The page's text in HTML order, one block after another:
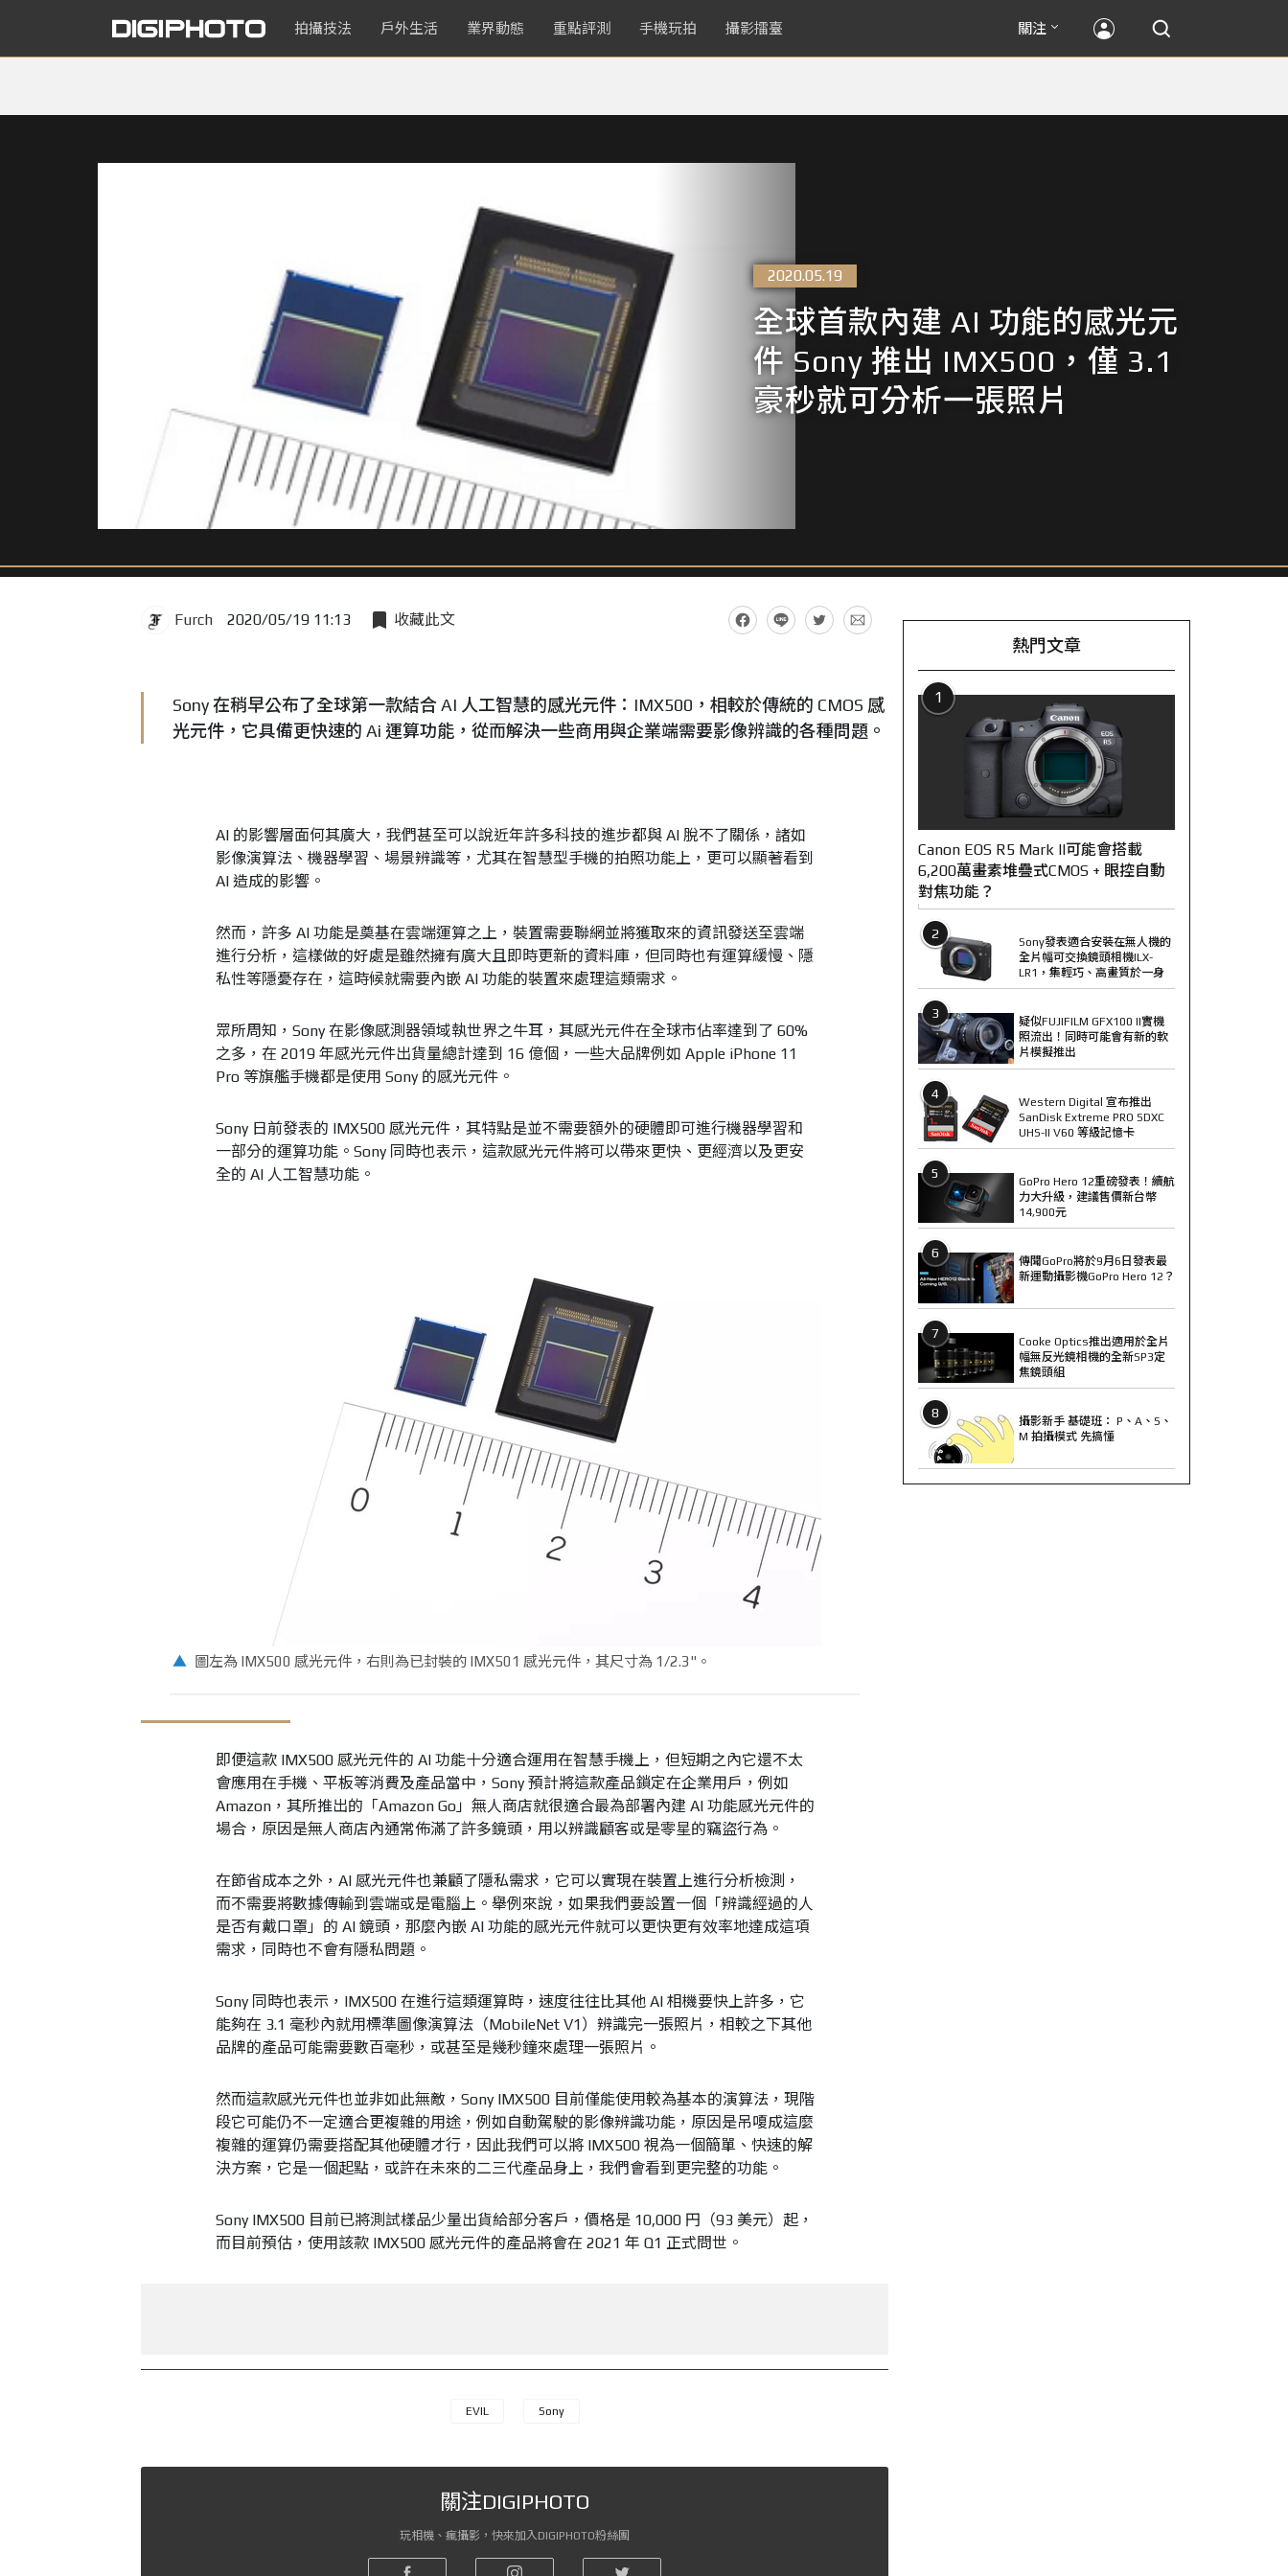
拍攝技法 戶外生活 業界動態 重點評測 手機玩拍 攝影擂臺 關注
2020.05.19
全球首款內建 AI 功能的感光元
件 Sony 推出 IMX500，僅 3.1
豪秒就可分析一張照片
Furch 2020/05/19 11:13 收藏此文
Sony 在稍早公布了全球第一款結合 AI 人工智慧的感光元件：IMX500，相較於傳統的 CMOS 感
光元件，它具備更快速的 Ai 運算功能，從而解決一些商用與企業端需要影像辨識的各種問題。
AI 的影響層面何其廣大，我們甚至可以說近年許多科技的進步都與 AI 脫不了關係，諸如
影像演算法、機器學習、場景辨識等，尤其在智慧型手機的拍照功能上，更可以顯著看到
AI 造成的影響。
然而，許多 AI 功能是奠基在雲端運算之上，裝置需要聯網並將獲取來的資訊發送至雲端
進行分析，這樣做的好處是雖然擁有廣大且即時更新的資料庫，但同時也有運算緩慢、隱
私性等隱憂存在，這時候就需要內嵌 AI 功能的裝置來處理這類需求。
眾所周知，Sony 在影像感測器領域執世界之牛耳，其感光元件在全球市佔率達到了 60%
之多，在 2019 年感光元件出貨量總計達到 16 億個，一些大品牌例如 Apple iPhone 11
Pro 等旗艦手機都是使用 Sony 的感光元件。
Sony 日前發表的 IMX500 感光元件，其特點是並不需要額外的硬體即可進行機器學習和
一部分的運算功能。Sony 同時也表示，這款感光元件將可以帶來更快、更經濟以及更安
全的 AI 人工智慧功能。
▲ 圖左為 IMX500 感光元件，右則為已封裝的 IMX501 感光元件，其尺寸為 1/2.3"。
即便這款 IMX500 感光元件的 AI 功能十分適合運用在智慧手機上，但短期之內它還不太
會應用在手機、平板等消費及產品當中，Sony 預計將這款產品鎖定在企業用戶，例如
Amazon，其所推出的「Amazon Go」無人商店就很適合最為部署內建 AI 功能感光元件的
場合，原因是無人商店內通常佈滿了許多鏡頭，用以辨識顧客或是零星的竊盜行為。
在節省成本之外，AI 感光元件也兼顧了隱私需求，它可以實現在裝置上進行分析檢測，
而不需要將數據傳輸到雲端或是電腦上。舉例來說，如果我們要設置一個「辨識經過的人
是否有戴口罩」的 AI 鏡頭，那麼內嵌 AI 功能的感光元件就可以更快更有效率地達成這項
需求，同時也不會有隱私問題。
Sony 同時也表示，IMX500 在進行這類運算時，速度往往比其他 AI 相機要快上許多，它
能夠在 3.1 毫秒內就用標準圖像演算法（MobileNet V1）辨識完一張照片，相較之下其他
品牌的產品可能需要數百毫秒，或甚至是幾秒鐘來處理一張照片。
然而這款感光元件也並非如此無敵，Sony IMX500 目前僅能使用較為基本的演算法，現階
段它可能仍不一定適合更複雜的用途，例如自動駕駛的影像辨識功能，原因是吊嗄成這麼
複雜的運算仍需要搭配其他硬體才行，因此我們可以將 IMX500 視為一個簡單、快速的解
決方案，它是一個起點，或許在未來的二三代產品身上，我們會看到更完整的功能。
Sony IMX500 目前已將測試樣品少量出貨給部分客戶，價格是 10,000 円（93 美元）起，
而目前預估，使用該款 IMX500 感光元件的產品將會在 2021 年 Q1 正式問世。
EVIL Sony
關注DIGIPHOTO
玩相機、瘋攝影，快來加入DIGIPHOTO粉絲團
熱門文章
1
Canon EOS R5 Mark II可能會搭載
6,200萬畫素堆疊式CMOS + 眼控自動
對焦功能？
2
Sony發表適合安裝在無人機的
全片幅可交換鏡頭相機ILX-
LR1，集輕巧、高畫質於一身
3
疑似FUJIFILM GFX100 II實機
照流出！同時可能會有新的軟
片模擬推出
4
Western Digital 宣布推出
SanDisk Extreme PRO SDXC
UHS-II V60 等級記憶卡
5
GoPro Hero 12重磅發表！續航
力大升級，建議售價新台幣
14,900元
6
傳聞GoPro將於9月6日發表最
新運動攝影機GoPro Hero 12？
7
Cooke Optics推出適用於全片
幅無反光鏡相機的全新SP3定
焦鏡頭組
8
攝影新手 基礎班： P、A、S、
M 拍攝模式 先搞懂